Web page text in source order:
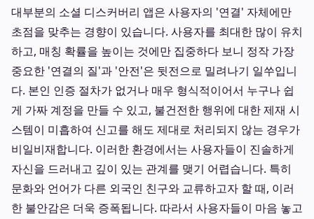
대부분의 소셜 디스커버리 앱은 사용자의 '연결' 자체에만
초점을 맞추는 경향이 있습니다. 사용자를 최대한 많이 유치
하고, 매칭 확률을 높이는 것에만 집중하다 보니 정작 가장
중요한 '연결의 질'과 '안전'은 뒷전으로 밀려나기 일쑤입니
다. 본인 인증 절차가 없거나 매우 형식적이어서 누구나 쉽
게 가짜 계정을 만들 수 있고, 불건전한 행위에 대한 제재 시
스템이 미흡하여 신고를 해도 제대로 처리되지 않는 경우가
비일비재합니다. 이러한 환경에서는 사용자들이 진솔하게
자신을 드러내고 깊이 있는 관계를 맺기 어렵습니다. 특히
문화와 언어가 다른 외국인 친구와 교류하고자 할 때, 이러
한 불안감은 더욱 증폭됩니다. 따라서 사용자들이 마음 놓고